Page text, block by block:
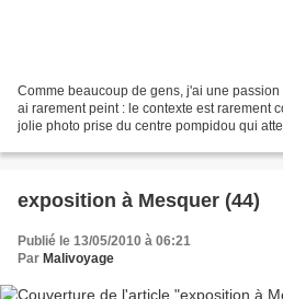
Comme beaucoup de gens, j'ai une
ai rarement peint : le contexte est rarement
jolie photo prise du centre pompidou qui
exposition à Mesquer (44)
Publié le 13/05/2010 à 06:21
Par Malivoyage